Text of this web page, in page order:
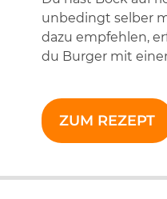
unbedingt selber
dazu empfehlen,
du Burger mit
ZUM REZEPT